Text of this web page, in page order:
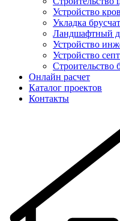
Устройство
Укладка
Ландшафтный
Устройство
Устройство
Строительство
Онлайн расчет
Каталог проектов
Контакты